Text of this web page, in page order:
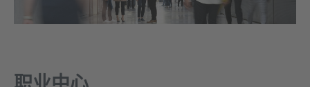
职业中心